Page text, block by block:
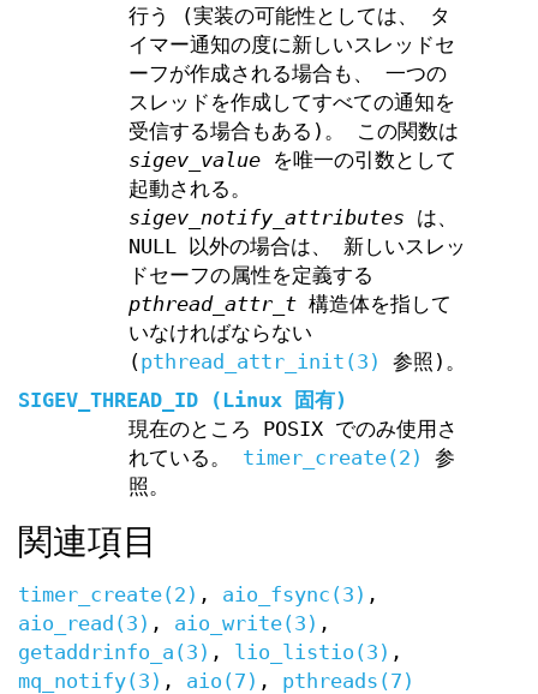
行う (実装の可能性としては、 タ
イマー通知の度に新しいスレッドセ
ーフが作成される場合も、 一つの
スレッドを作成してすべての通知を
受信する場合もある)。 この関数は
sigev_valueを唯一の引数として
起動される。
sigev_notify_attributes は、
NULL 以外の場合は、 新しいスレッ
ドセーフの属性を定義する
pthread_attr_t構造体を指して
いなければならない
(pthread_attr_init(3)
参照)。
SIGEV_THREAD_ID (Linux 固有)
現在のところ POSIX でのみ使用さ
れている。 timer_create(2)
参
照。
関連項目
timer_create(2) , aio_fsync(3) ,
aio_read(3) , aio_write(3) ,
getaddrinfo_a(3) , lio_listio(3) ,
mq_notify(3) , aio(7) , pthreads(7)